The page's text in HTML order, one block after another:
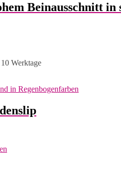
Beinausschnitt in
Werktage